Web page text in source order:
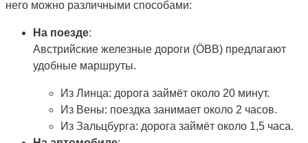
него можно различными способами:
На поезде:
Австрийские железные дороги (ÖBB) предлагают
удобные маршруты.
Из Линца: дорога займёт около 20 минут.
Из Вены: поездка занимает около 2 часов.
Из Зальцбурга: дорога займёт около 1,5 часа.